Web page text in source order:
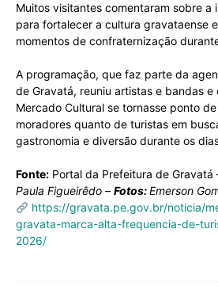
Muitos visitantes comentaram sobre a
para fortalecer a cultura gravataense
momentos de confraternização
A programação, que faz parte da
de Gravatá, reuniu artistas e bandas
Mercado Cultural se tornasse ponto
moradores quanto de turistas em
gastronomia e diversão durante os
Fonte: Portal da Prefeitura de Gravatá
Paula Figueirêdo – Fotos:Emerson
https://gravata.pe.gov.br/noticia/
gravata-marca-alta-frequencia-de-
2026/